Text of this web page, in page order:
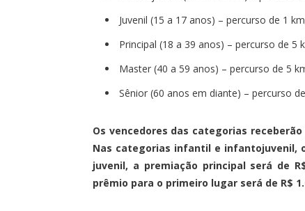
Juvenil (15 a 17 anos) – percurso de 1
Principal (18 a 39 anos) – percurso de 5
Master (40 a 59 anos) – percurso de 5
Sênior (60 anos em diante) – percurso
Os vencedores das categorias
Nas categorias infantil e infantojuvenil,
juvenil, a premiação principal será de
prêmio para o primeiro lugar será de R$